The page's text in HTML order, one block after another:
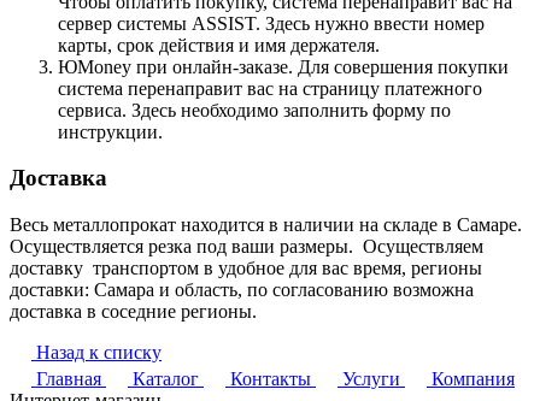
сервер системы ASSIST. Здесь нужно ввести номер
карты, срок действия и имя держателя.
ЮMoney при онлайн-заказе. Для совершения покупки
система перенаправит вас на страницу платежного
сервиса. Здесь необходимо заполнить форму по
инструкции.
Доставка
Весь металлопрокат находится в наличии на складе в Самаре.
Осуществляется резка под ваши размеры. Осуществляем
доставку транспортом в удобное для вас время, регионы
доставки: Самара и область, по согласованию возможна
доставка в соседние регионы.
Назад к списку
Главная
Каталог Контакты Услуги
Компания